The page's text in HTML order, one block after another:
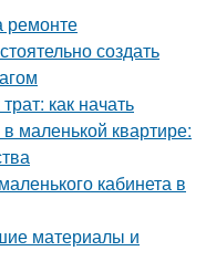
ремонте
создать
как начать
маленькой квартире:
кабинета в
материалы и